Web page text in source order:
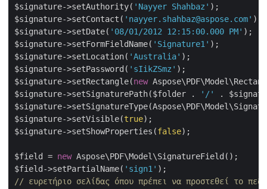
$signature->setAuthority( 'Nayyer Shahbaz' );
$signature->setContact( 'nayyer.shahbaz@aspose.com' );
$signature->setDate( '08/01/2012 12:15:00.000 PM' );
$signature->setFormFieldName( 'Signature1' );
$signature->setLocation( 'Australia' );
$signature->setPassword( 'sIikZSmz' );
$signature->setRectangle(new
$signature->setSignaturePath($folder .
'/'
.
$signature-
$signature->setVisible(true);
$signature->setShowProperties(false);
$field = new Aspose\PDF\Model\SignatureField();
$field->setPartialName( 'sign1'
// ευρετήριο σελίδας όπου πρέπει να προστεθεί το